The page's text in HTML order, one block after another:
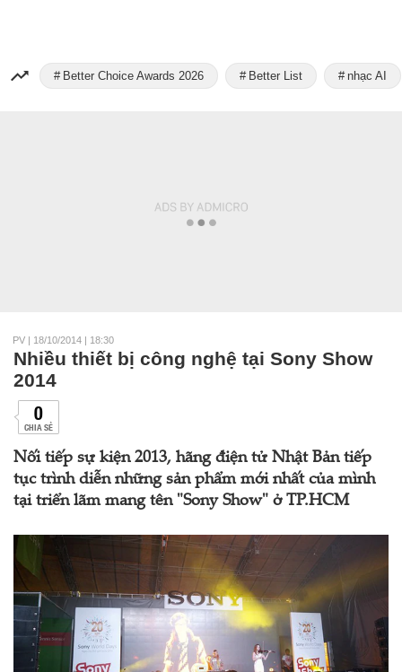
Better Choice Awards 2026 Better List nhạc AI
PV | 18/10/2014 | 18:30
Nhiều thiết bị công nghệ tại Sony Show
2014
0
CHIA SẺ
Nối tiếp sự kiện 2013, hãng điện tử Nhật Bản tiếp
tục trình diễn những sản phẩm mới nhất của mình
tại triển lãm mang tên "Sony Show" ở TP.HCM